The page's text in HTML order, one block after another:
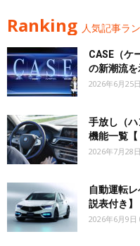
Ranking 人気記事ラ
CASE（ケ
の新潮流を
2026年6月25
手放し（ハ
機能一覧
2026年7月28
自動運転
説表付き】
2026年6月9日